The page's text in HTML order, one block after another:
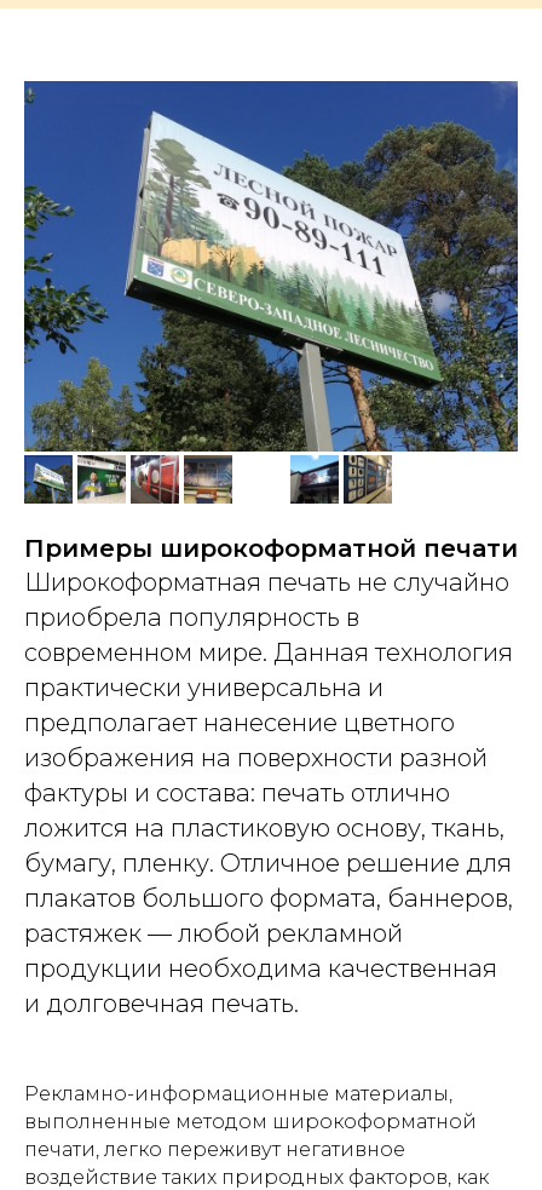
Примеры широкоформатной печати
Широкоформатная печать не случайно
приобрела популярность в
современном мире. Данная технология
практически универсальна и
предполагает нанесение цветного
изображения на поверхности разной
фактуры и состава: печать отлично
ложится на пластиковую основу, ткань,
бумагу, пленку. Отличное решение для
плакатов большого формата, баннеров,
растяжек — любой рекламной
продукции необходима качественная
и долговечная печать.
Рекламно-информационные материалы,
выполненные методом широкоформатной
печати, легко переживут негативное
воздействие таких природных факторов, как